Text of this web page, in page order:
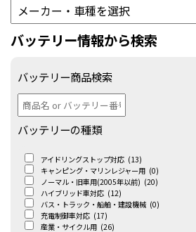
バッテリー情報から検索
バッテリー商品検索
バッテリーの種類
アイドリングストップ対応 (13)
キャンピング・マリンレジャー用 (0)
ノーマル・旧車用(2005年以前) (20)
ハイブリッド車対応 (12)
バス・トラック・船舶・建設機械 (0)
充電制御車対応 (17)
産業・サイクル用 (26)